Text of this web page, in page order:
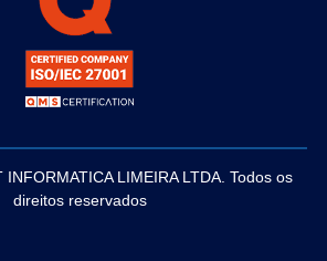
LIMEIRA LTDA. Todos os
direitos reservados